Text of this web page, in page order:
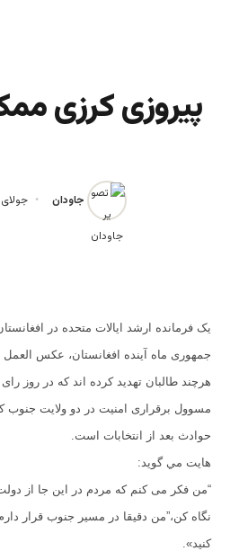
پیروزی کرزی
جاودان جولای 12,
یک فرمانده ارشد ایالات متحده در
جمهوری ماه آینده افغانستان، عکس
هرچند طالبان تهدید کرده اند كه در روز
مسوول برقراری امنیت در دو ولایت جنوب
حوادث بعد از انتخابات است.
هایت مي گويد:
“من فکر می کنم که مردم در این جا از
نگاه کن،”من دقیقا در مسیر جنوب قرار
کنید».